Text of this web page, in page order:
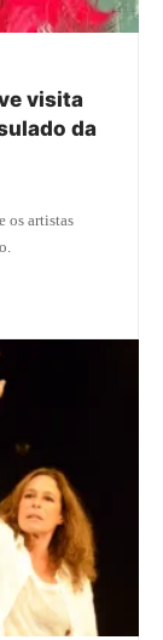
visita
da
os artistas